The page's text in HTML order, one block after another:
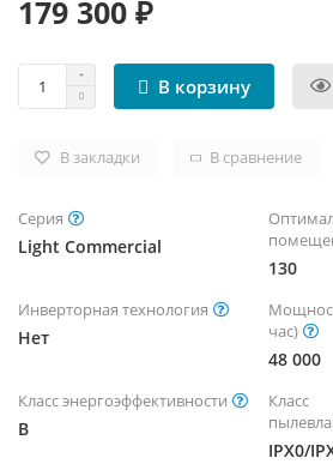
179 300 ₽
В корзину
В закладки В сравнение
Серия
Light Commercial
130
Инверторная технология
Нет
час)
48 000
Класс энергоэффективности
B
Класс
IPX0/